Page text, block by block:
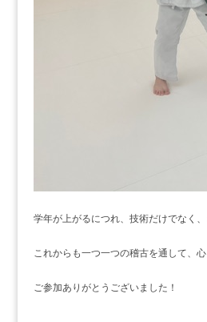
学年が上がるにつれ、技術だけでなく
これからも一つ一つの稽古を通して、
ご参加ありがとうございました！